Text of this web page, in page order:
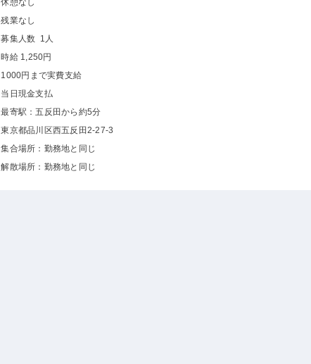
休憩なし
残業なし
募集人数 1人
時給 1,250円
1000円まで実費支給
当日現金支払
最寄駅：五反田から約5分
東京都品川区西五反田2-27-3
集合場所：勤務地と同じ
解散場所：勤務地と同じ